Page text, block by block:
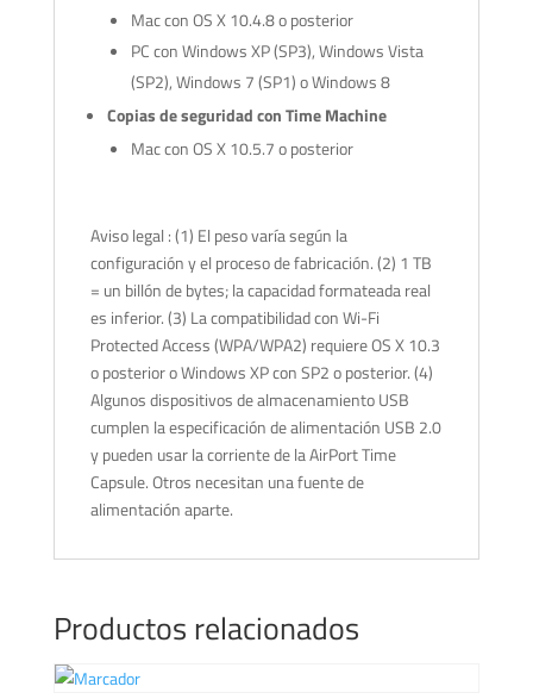
Mac con OS X 10.4.8 o posterior
PC con Windows XP (SP3), Windows Vista
(SP2), Windows 7 (SP1) o Windows 8
Copias de seguridad con Time Machine
Mac con OS X 10.5.7 o posterior
Aviso legal : (1) El peso varía según la
configuración y el proceso de fabricación. (2) 1 TB
= un billón de bytes; la capacidad formateada real
es inferior. (3) La compatibilidad con Wi-Fi
Protected Access (WPA/WPA2) requiere OS X 10.3
o posterior o Windows XP con SP2 o posterior. (4)
Algunos dispositivos de almacenamiento USB
cumplen la especificación de alimentación USB 2.0
y pueden usar la corriente de la AirPort Time
Capsule. Otros necesitan una fuente de
alimentación aparte.
Productos relacionados